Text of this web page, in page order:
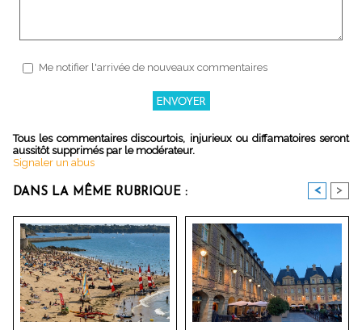
Me notifier l'arrivée de nouveaux commentaires
Tous les commentaires discourtois, injurieux ou diffamatoires seront
aussitôt supprimés par le modérateur.
Signaler un abus
DANS LA MÊME RUBRIQUE : < >